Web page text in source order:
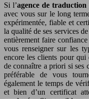
Si l’agence de traduction
avec vous sur le long
expérimentée, fiable et
la qualité de ses services
entièrement faire
vous renseigner sur les
encore les clients pour qui
de connaître a priori si ses
préférable de vous
également le temps de
et bien d’un certificat